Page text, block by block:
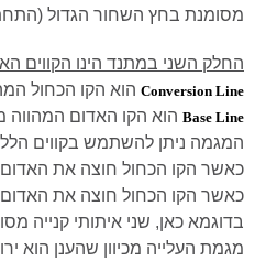
מסומנת בחץ השחור הגדול
החלק השני במתנד הינו הקווים
Conversion Line הוא הקו הכחול
Base Line הוא הקו האדום המהווה
המגמה ניתן להשתמש בקווים
כאשר הקו הכחול חוצה את
כאשר הקו הכחול חוצה את
בדוגמא כאן, שני איתותי קנייה
מגמת העלייה מכיוון שהענן הוא